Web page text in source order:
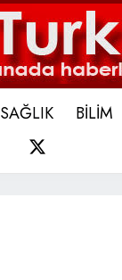
SAĞLIK BİLİM